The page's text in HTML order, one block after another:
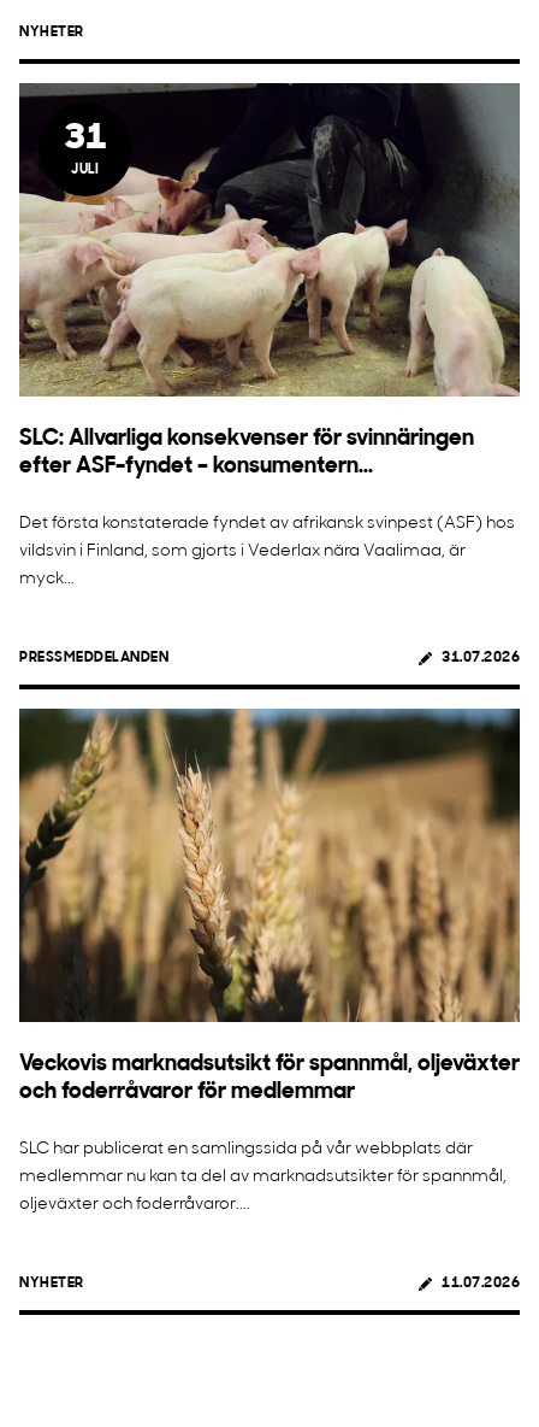
NYHETER
31
JULI
SLC: Allvarliga konsekvenser för svinnäringen
efter ASF-fyndet – konsumentern...
Det första konstaterade fyndet av afrikansk svinpest (ASF) hos
vildsvin i Finland, som gjorts i Vederlax nära Vaalimaa, är
myck...
PRESSMEDDELANDEN 31.07.2026
Veckovis marknadsutsikt för spannmål, oljeväxter
och foderråvaror för medlemmar
SLC har publicerat en samlingssida på vår webbplats där
medlemmar nu kan ta del av marknadsutsikter för spannmål,
oljeväxter och foderråvaror....
NYHETER 11.07.2026